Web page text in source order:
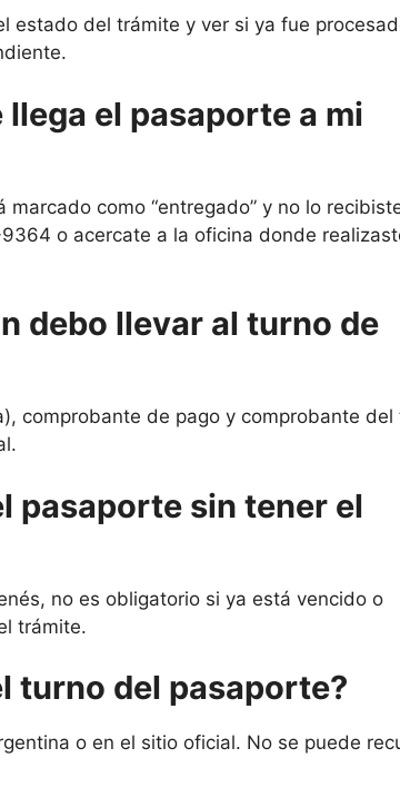
estado del trámite y ver si ya fue
llega el pasaporte a mi
como “entregado” y no lo
o acercate a la oficina donde
debo llevar al turno de
comprobante de pago y comprobante del
pasaporte sin tener el
no es obligatorio si ya está vencido o
trámite.
turno del pasaporte?
o en el sitio oficial. No se puede